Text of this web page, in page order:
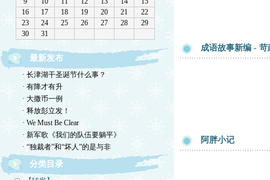
最新发布
· 长津湖干圣诞节什么事？
· 有降才有升
· 大撒币一例
· 释放彭立发！
· We Must Be Clear
· 新军歌《我们的队伍要躺平》
· “独裁者”和“坏人”的是与非
分类目录
成语故事新编 - 苛
阿胖小记